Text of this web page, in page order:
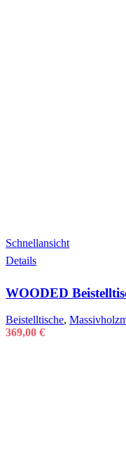
Schnellansicht
Details
WOODED
Beistelltische,
369,00 €